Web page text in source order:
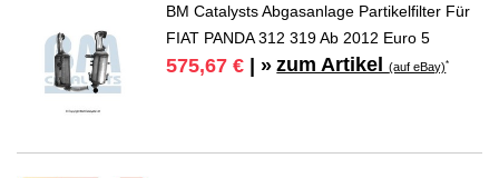
BM Catalysts Abgasanlage Partikelfilter Für
FIAT PANDA 312 319 Ab 2012 Euro 5
575,67 € | » zum Artikel(auf eBay)*